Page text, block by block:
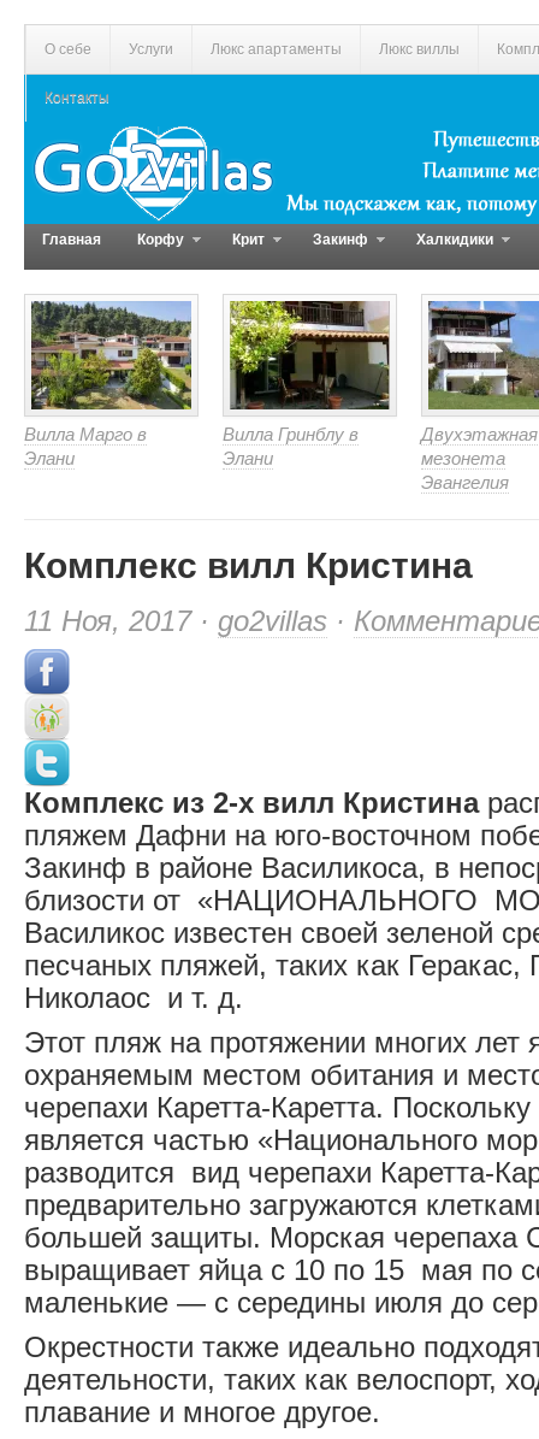
О себе Услуги Люкс апартаменты Люкс виллы
Контакты
Главная Корфу Крит Закинф Халкидики
Вилла Марго в
Элани
Вилла Гринблу в
Элани
Двухэтажная
мезонета
Эвангелия
Комплекс вилл Кристина
11 Ноя, 2017 · go2villas ·
Комплекс из 2-х вилл Кристина
пляжем Дафни на юго-восточном
Закинф в районе Василикоса, в
близости от «НАЦИОНАЛЬНОГО
Василикос известен своей зеленой
песчаных пляжей, таких как
Николаос и т. д.
Этот пляж на протяжении многих лет
охраняемым местом обитания и
черепахи Каретта-Каретта.
является частью «Национального
разводится вид черепахи Каретта-
предварительно загружаются
большей защиты. Морская черепаха
выращивает яйца с 10 по 15 мая по
маленькие — с середины июля до
Окрестности также идеально
деятельности, таких как велоспорт,
плавание и многое другое.